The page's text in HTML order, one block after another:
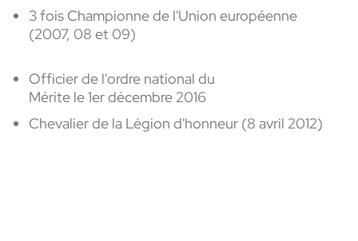
3 fois Championne de l'Union européenne
(2007, 08 et 09)
Officier de l'ordre national du
Mérite le 1er décembre 2016
Chevalierde la Légion d'honneur (8 avril 2012)